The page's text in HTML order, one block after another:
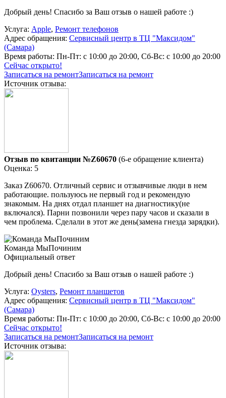
Добрый день! Спасибо за Ваш отзыв о нашей работе :)
Услуга: Apple, Ремонт телефонов
Адрес обращения: Сервисный центр в ТЦ "Максидом"
(Самара)
Время работы: Пн-Пт: с 10:00 до 20:00, Сб-Вс: с 10:00 до 20:00
Сейчас открыто!
Записаться на ремонтЗаписаться на ремонт
Источник отзыва:
Отзыв по квитанции №Z60670 (6-е обращение клиента)
Оценка: 5
Заказ Z60670. Отличный сервис и отзывчивые люди в нем
работающие. пользуюсь не первый год и рекомендую
знакомым. На днях отдал планшет на диагностику(не
включался). Парни позвонили через пару часов и сказали в
чем проблема. Сделали в этот же день(замена гнезда зарядки).
Команда МыПочиним
Официальный ответ
Добрый день! Спасибо за Ваш отзыв о нашей работе :)
Услуга: Oysters, Ремонт планшетов
Адрес обращения: Сервисный центр в ТЦ "Максидом"
(Самара)
Время работы: Пн-Пт: с 10:00 до 20:00, Сб-Вс: с 10:00 до 20:00
Сейчас открыто!
Записаться на ремонтЗаписаться на ремонт
Источник отзыва: